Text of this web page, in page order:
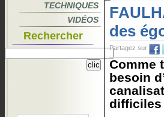
TECHNIQUES
VIDÉOS
Rechercher
des
Partagez sur
Comme
besoin
difficiles